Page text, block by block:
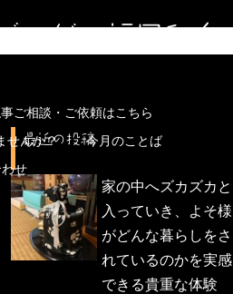
ログ＠福岡和白
ご相談・ご依頼はこちら
せんか？
今月のことば
せ
最近の投稿
家の中へズカズカと
入っていき、よそ様
がどんな暮らしをさ
れているのかを実感
できる貴重な体験